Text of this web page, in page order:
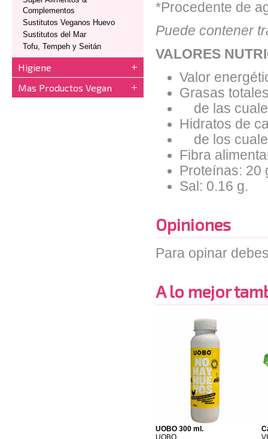
Complementos
Sustitutos Veganos Huevo
Sustitutos del Mar
Tofu, Tempeh y Seitán
Higiene
Mas Productos Vegan
*Procedente de
Puede contener
VALORES
Valor
Grasas
de las
Hidratos de
de los
Fibra
Proteínas: 20
Sal: 0.16 g.
Opiniones
Para opinar
A lo mejor
UOBO 300 ml.
UOBO